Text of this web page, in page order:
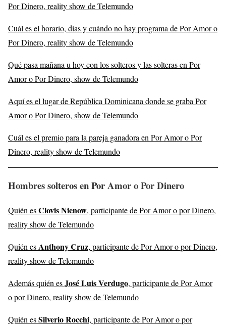
Por Dinero, reality show de Telemundo
Cuál es el horario, días y cuándo no hay programa de Por Amor o
Por Dinero, reality show de Telemundo
Qué pasa mañana u hoy con los solteros y las solteras en Por
Amor o Por Dinero, show de Telemundo
Aquí es el lugar de República Dominicana donde se graba Por
Amor o Por Dinero, show de Telemundo
Cuál es el premio para la pareja ganadora en Por Amor o Por
Dinero, reality show de Telemundo
Hombres solteros en Por Amor o Por Dinero
Quién esClovis Nienow, participante de Por Amor o por Dinero,
reality show de Telemundo
Quién esAnthony Cruz, participante de Por Amor o por Dinero,
reality show de Telemundo
Además quién esJosé Luis Verdugo, participante de Por Amor
o por Dinero, reality show de Telemundo
Quién esSilverio Rocchi, participante de Por Amor o por